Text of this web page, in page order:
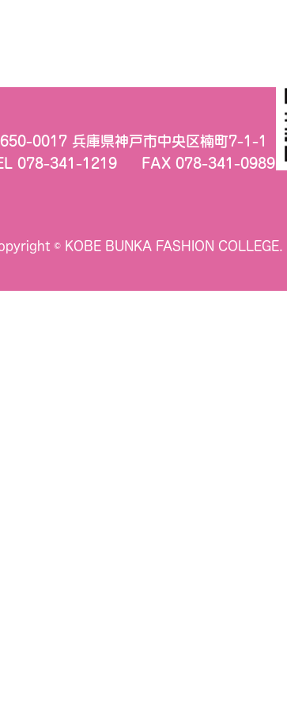
0017 兵庫県神戸市中央区楠町7-1-1
078-341-1219
FAX 078-341-0989
© KOBE BUNKA FASHION COLLEGE.